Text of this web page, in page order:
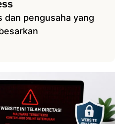
dan pengusaha yang